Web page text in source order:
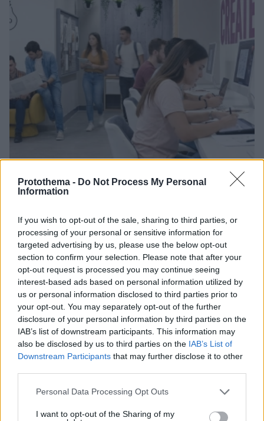
Protothema - Do Not Process My Personal
Information
If you wish to opt-out of the sale, sharing to third parties, or
processing of your personal or sensitive information for
targeted advertising by us, please use the below opt-out
section to confirm your selection. Please note that after your
opt-out request is processed you may continue seeing
interest-based ads based on personal information utilized by
us or personal information disclosed to third parties prior to
your opt-out. You may separately opt-out of the further
disclosure of your personal information by third parties on the
IAB’s list of downstream participants. This information may
also be disclosed by us to third parties on the IAB’s List of
Downstream Participants that may further disclose it to other
Please note that this website/app uses one or more Google
not limited to your visit or usage behaviour. You may click to
Personal Data Processing Opt Outs
I want to opt-out of the Sharing of my
στην Ελλάδα
03.08.2026, 11:06
Εθνική Τράπεζα: Η κορυφαία επιλογή για τη χρηματοδότηση
μεγάλων έργων
30.07.2026, 15:25
Διασκεδάζουμε υπεύθυνα, επιστρέφουμε με ασφάλεια
29.07.2026, 09:39
ΣΧΟΛΙΑ(2)
ΠΡΟΣΘΗΚΗ ΣΧΟΛΙΟΥ
Βαλεντίνη
Τί θυμήθηκα τώρα...Τον Καραγκιόζη τον Καμμένο,